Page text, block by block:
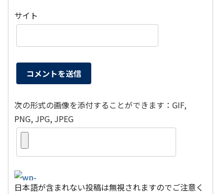
サイト
次の形式の画像を添付することができます：GIF,
PNG, JPG, JPEG
日本語が含まれない投稿は無視されますのでご注意く